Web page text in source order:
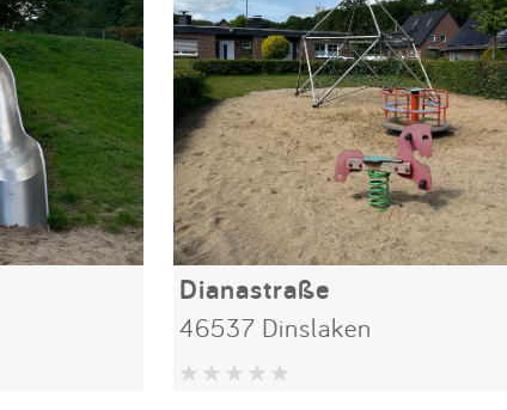
Dianastraße
46537 Dinslaken